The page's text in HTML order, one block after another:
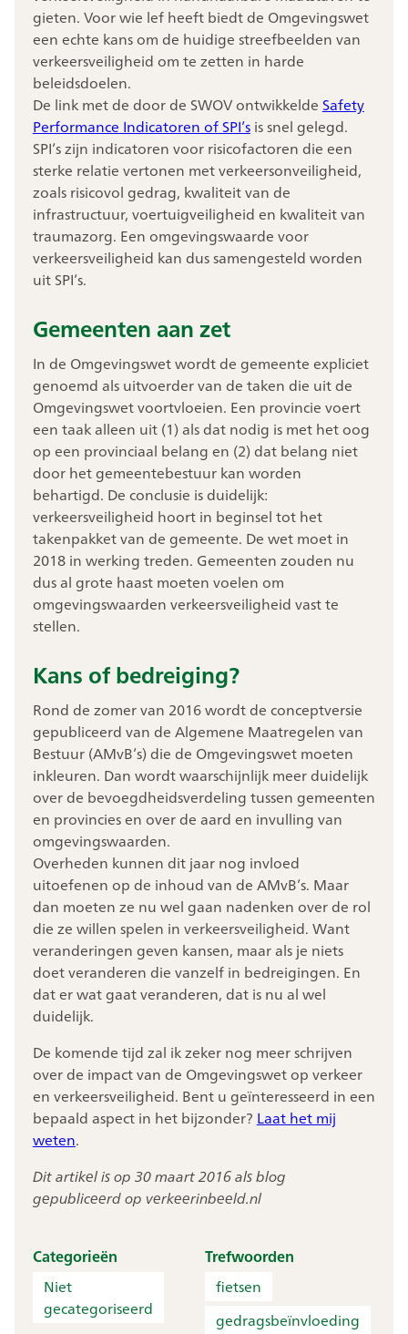
gieten. Voor wie lef heeft biedt de Omgevingswet
een echte kans om de huidige streefbeelden van
verkeersveiligheid om te zetten in harde
beleidsdoelen.
De link met de door de SWOV ontwikkeldeSafety
Performance Indicatoren of SPI’sis snel gelegd.
SPI’s zijn indicatoren voor risicofactoren die een
sterke relatie vertonen met verkeersonveiligheid,
zoals risicovol gedrag, kwaliteit van de
infrastructuur, voertuigveiligheid en kwaliteit van
traumazorg. Een omgevingswaarde voor
verkeersveiligheid kan dus samengesteld worden
uit SPI’s.
Gemeenten aan zet
In de Omgevingswet wordt de gemeente expliciet
genoemd als uitvoerder van de taken die uit de
Omgevingswet voortvloeien. Een provincie voert
een taak alleen uit (1) als dat nodig is met het oog
op een provinciaal belang en (2) dat belang niet
door het gemeentebestuur kan worden
behartigd. De conclusie is duidelijk:
verkeersveiligheid hoort in beginsel tot het
takenpakket van de gemeente. De wet moet in
2018 in werking treden. Gemeenten zouden nu
dus al grote haast moeten voelen om
omgevingswaarden verkeersveiligheid vast te
stellen.
Kans of bedreiging?
Rond de zomer van 2016 wordt de conceptversie
gepubliceerd van de Algemene Maatregelen van
Bestuur (AMvB’s) die de Omgevingswet moeten
inkleuren. Dan wordt waarschijnlijk meer duidelijk
over de bevoegdheidsverdeling tussen gemeenten
en provincies en over de aard en invulling van
omgevingswaarden.
Overheden kunnen dit jaar nog invloed
uitoefenen op de inhoud van de AMvB’s. Maar
dan moeten ze nu wel gaan nadenken over de rol
die ze willen spelen in verkeersveiligheid. Want
veranderingen geven kansen, maar als je niets
doet veranderen die vanzelf in bedreigingen. En
dat er wat gaat veranderen, dat is nu al wel
duidelijk.
De komende tijd zal ik zeker nog meer schrijven
over de impact van de Omgevingswet op verkeer
en verkeersveiligheid. Bent u geïnteresseerd in een
bepaald aspect in het bijzonder?Laat het mij
weten.
Dit artikel is op 30 maart 2016 als blog
gepubliceerd op verkeerinbeeld.nl
Categorieën
Niet
gecategoriseerd
Trefwoorden
fietsen
gedragsbeïnvloeding